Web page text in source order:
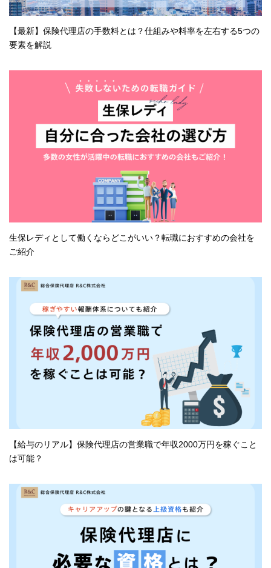
【最新】保険代理店の手数料とは？仕組みや料率を左右する5つの
要素を解説
生保レディとして働くならどこがいい？転職におすすめの会社を
ご紹介
【給与のリアル】保険代理店の営業職で年収2000万円を稼ぐこと
は可能？